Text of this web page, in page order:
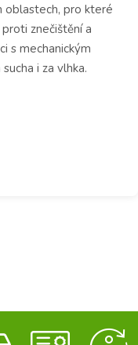
oblastech, pro které
znečištění a
s mechanickým
i za vlhka.